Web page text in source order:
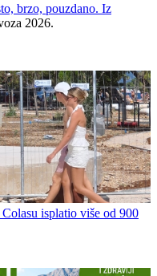
brzo, pouzdano. Iz
2026.
isplatio više od 900